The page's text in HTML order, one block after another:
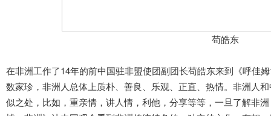
苟皓东
在非洲工作了14年的前中国驻非盟使团副团长苟皓东来到《呼佳
数家珍，非洲人总体上质朴、善良、乐观、正直、热情。非洲人
似之处，比如，重亲情，讲人情，利他，分享等等，一旦了解非